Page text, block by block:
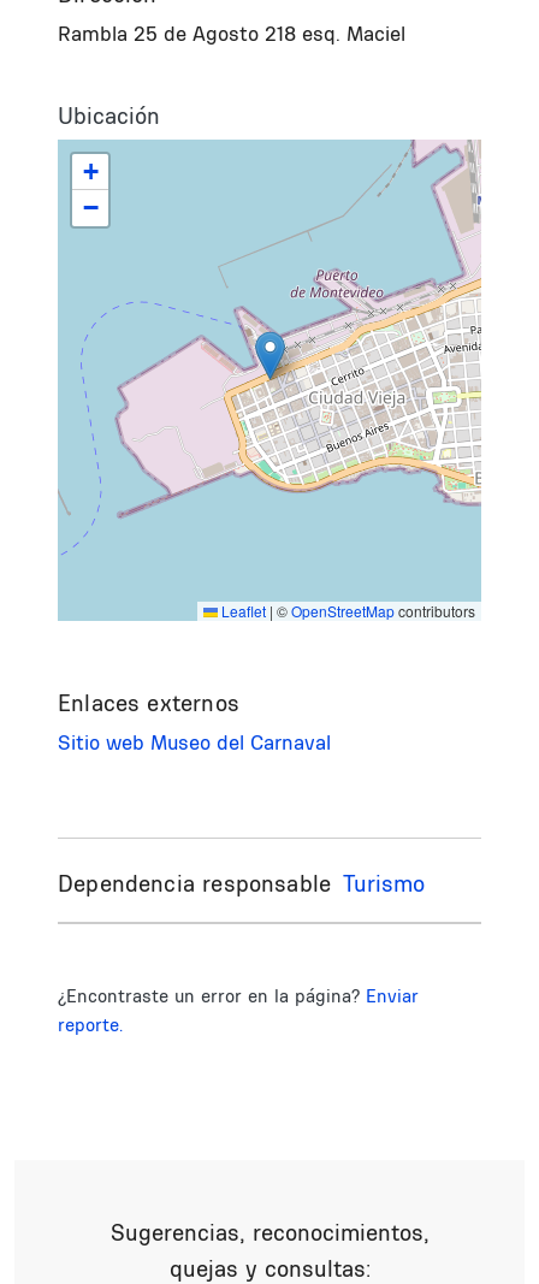
Rambla 25 de Agosto 218 esq. Maciel
Ubicación
+
−
Leaflet | ©OpenStreetMapcontributors
Enlaces externos
Sitio web Museo del Carnaval
Dependencia responsable Turismo
¿Encontraste un error en la página? Enviar
reporte.
Sugerencias, reconocimientos,
quejas y consultas: